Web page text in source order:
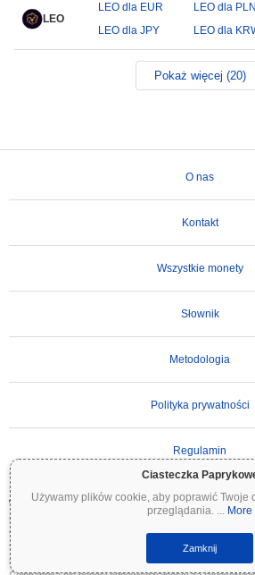
Ciasteczka
Używamy plików cookie, aby poprawić Twoje
przeglądania. ... More
Zamknij
LEO
LEO dla EUR LEO dla PLN
LEO dla JPY
LEO dla
Pokaż więcej (20)
O nas
Kontakt
Wszystkie monety
Słownik
Metodologia
Polityka prywatności
Regulamin
WAŻNE ZASTRZEŻENIE:Kryptowaluty są wysoce
ryzykiem. Możesz stracić część lub całość swojej
Coinpaprika są udostępniane wyłącznie w celach
finansowej ani inwestycyjnej. Zawsze przeprowadzaj
się z wykwalifikowanym doradcą finansowym przed